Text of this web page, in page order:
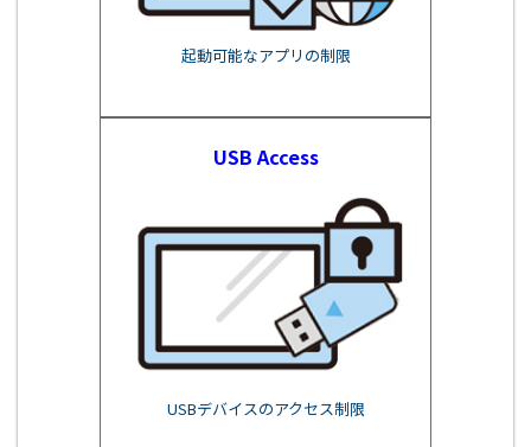
起動可能なアプリの制限
USB Access
USBデバイスのアクセス制限